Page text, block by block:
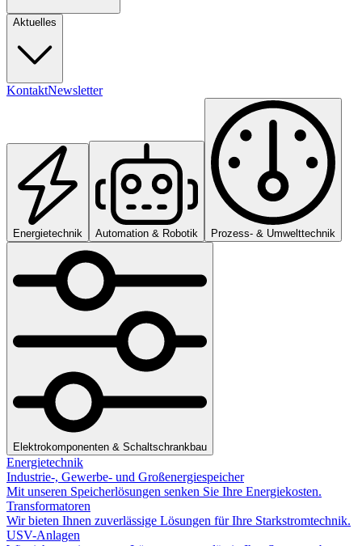
Aktuelles
KontaktNewsletter
Energietechnik Automation & Robotik Prozess- & Umwelttechnik
Elektrokomponenten & Schaltschrankbau
Energietechnik
Industrie-, Gewerbe- und Großenergiespeicher
Mit unseren Speicherlösungen senken Sie Ihre Energiekosten.
Transformatoren
Wir bieten Ihnen zuverlässige Lösungen für Ihre Starkstromtechnik.
USV-Anlagen